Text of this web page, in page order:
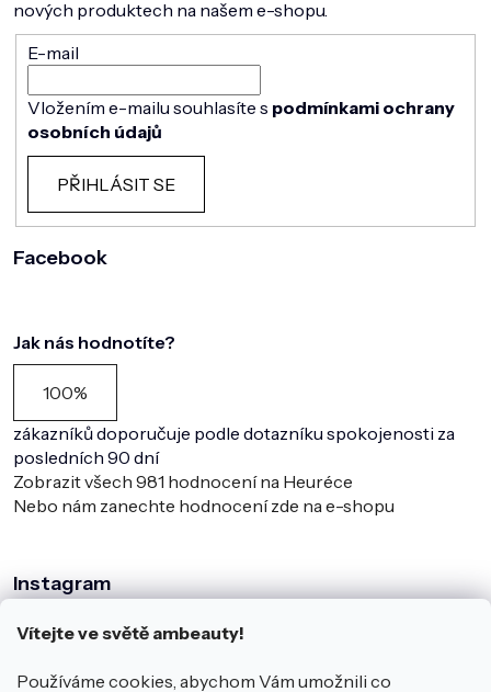
Vítejte ve světě ambeauty!
Používáme cookies, abychom Vám umožnili co
nových produktech na našem e-shopu.
E-mail
Vložením e-mailu souhlasíte s podmínkami ochrany
osobních údajů
PŘIHLÁSIT SE
Facebook
Jak nás hodnotíte?
100%
zákazníků doporučuje podle dotazníku spokojenosti za
posledních 90 dní
Zobrazit všech 981 hodnocení na Heuréce
Nebo nám zanechte hodnocení zde na e-shopu
Instagram